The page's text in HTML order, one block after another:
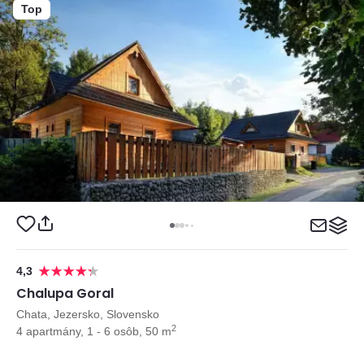
4,3
Chalupa Goral
Chata, Jezersko, Slovensko
4 apartmány, 1 - 6 osôb, 50 m2
Top